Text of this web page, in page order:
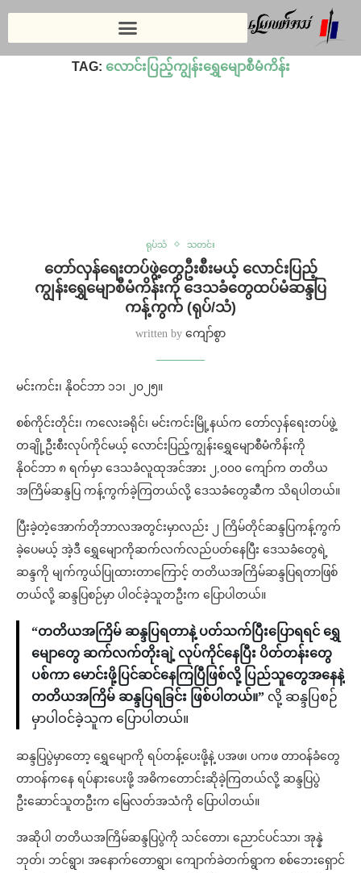
လောင်းပြည့်ကျွန်းရွှေမျောစီမံကိန်း
TAG: လောင်းပြည့်ကျွန်းရွှေမျောစီမံကိန်း
ရုပ်သံ သတင်း
တော်လှန်ရေးတပ်ဖွဲ့တွေဦးစီးမယ့် လောင်းပြည့်
ကျွန်းရွှေမျောစီမံကိန်းကို ဒေသခံတွေထပ်မံဆန္ဒပြ
ကန့်ကွက် (ရုပ်/သံ)
written by ကျော်စွာ
မင်းကင်း၊ နိုဝင်ဘာ ၁၁၊ ၂၀၂၅။
စစ်ကိုင်းတိုင်း၊ ကလေးခရိုင်၊ မင်းကင်းမြို့နယ်က တော်လှန်ရေးတပ်ဖွဲ့
တချို့ဦးစီးလုပ်ကိုင်မယ့် လောင်းပြည့်ကျွန်းရွှေ‌မျောစီမံကိန်းကို
နိုဝင်ဘာ ၈ ရက်မှာ ဒေသခံလူထုအင်အား ၂,၀၀၀ ကျော်က တတိယ
အကြိမ်ဆန္ဒပြ ကန့်ကွက်ခဲ့ကြတယ်လို့ ဒေသခံတွေဆီက သိရပါတယ်။
ပြီးခဲ့တဲ့အောက်တိုဘာလအတွင်းမှာလည်း ၂ ကြိမ်တိုင်ဆန္ဒပြကန့်ကွက်
ခဲ့ပေမယ့် အဲ့ဒီ ရွှေမျောကိုဆက်လက်လည်ပတ်နေပြီး ဒေသခံတွေရဲ့
ဆန္ဒကို မျက်ကွယ်ပြုထားတာကြောင့် တတိယအကြိမ်ဆန္ဒပြရတာဖြစ်
တယ်လို့ ဆန္ဒပြစဉ်မှာ ပါဝင်ခဲ့သူတဦးက ပြောပါတယ်။
“တတိယအကြိမ် ဆန္ဒပြရတာနဲ့ ပတ်သက်ပြီးပြောရရင် ရွှေ
မျောတွေ ဆက်လက်တိုးချဲ့ လုပ်ကိုင်နေပြီး ပိတ်တန်းတွေ
ပစ်ကာ မောင်းဖို့ပြင်ဆင်နေကြပြီဖြစ်လို့ ပြည်သူတွေအနေနဲ့
တတိယအကြိမ် ဆန္ဒပြရခြင်း ဖြစ်ပါတယ်။” လို့ ဆန္ဒပြစဉ်
မှာပါဝင်ခဲ့သူက ပြောပါတယ်။
ဆန္ဒပြပွဲမှာတော့ ရွှေမျောကို ရပ်တန့်ပေးဖို့နဲ့ ပအဖ၊ ပကဖ တာဝန်ခံတွေ
တာဝန်ကနေ ရပ်နားပေးဖို့ အဓိကတောင်းဆိုခဲ့ကြတယ်လို့ ဆန္ဒပြပွဲ
ဦးဆောင်သူတဦးက မြေလတ်အသံကို ပြောပါတယ်။
အဆိုပါ တတိယအကြိမ်ဆန္ဒပြပွဲကို သင်တော၊ ညောင်ပင်သာ၊ အုန္နဲ
ဘုတ်၊ ဘင်ရွာ၊ အနောက်တောရွာ၊ ကျောက်ခဲတက်ရွာက စစ်ဘေးရှောင်